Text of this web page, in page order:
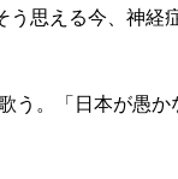
思える今、神経
。「日本が愚